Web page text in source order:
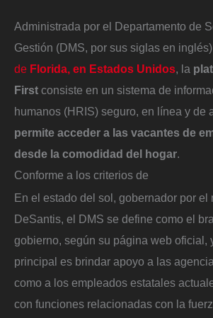
Administrada por el Departamento de
Gestión (DMS, por sus siglas en inglés)
de Florida, en Estados Unidos, la
First consiste en un sistema de
humanos (HRIS) seguro, en línea y de
permite acceder a las vacantes de
desde la comodidad del hogar.
Conforme a los criterios de
En el estado del sol, gobernador por el
DeSantis, el DMS se define como el
gobierno, según su página web oficial,
principal es brindar apoyo a las
como a los empleados estatales
con funciones relacionadas con la